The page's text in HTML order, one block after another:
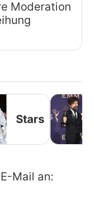
Moderation
Stars
Mail an: